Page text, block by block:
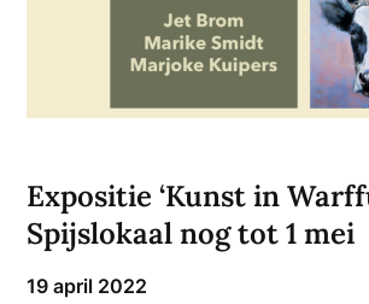
Expositie ‘Kunst in
Spijslokaal nog tot 1 mei
19 april 2022